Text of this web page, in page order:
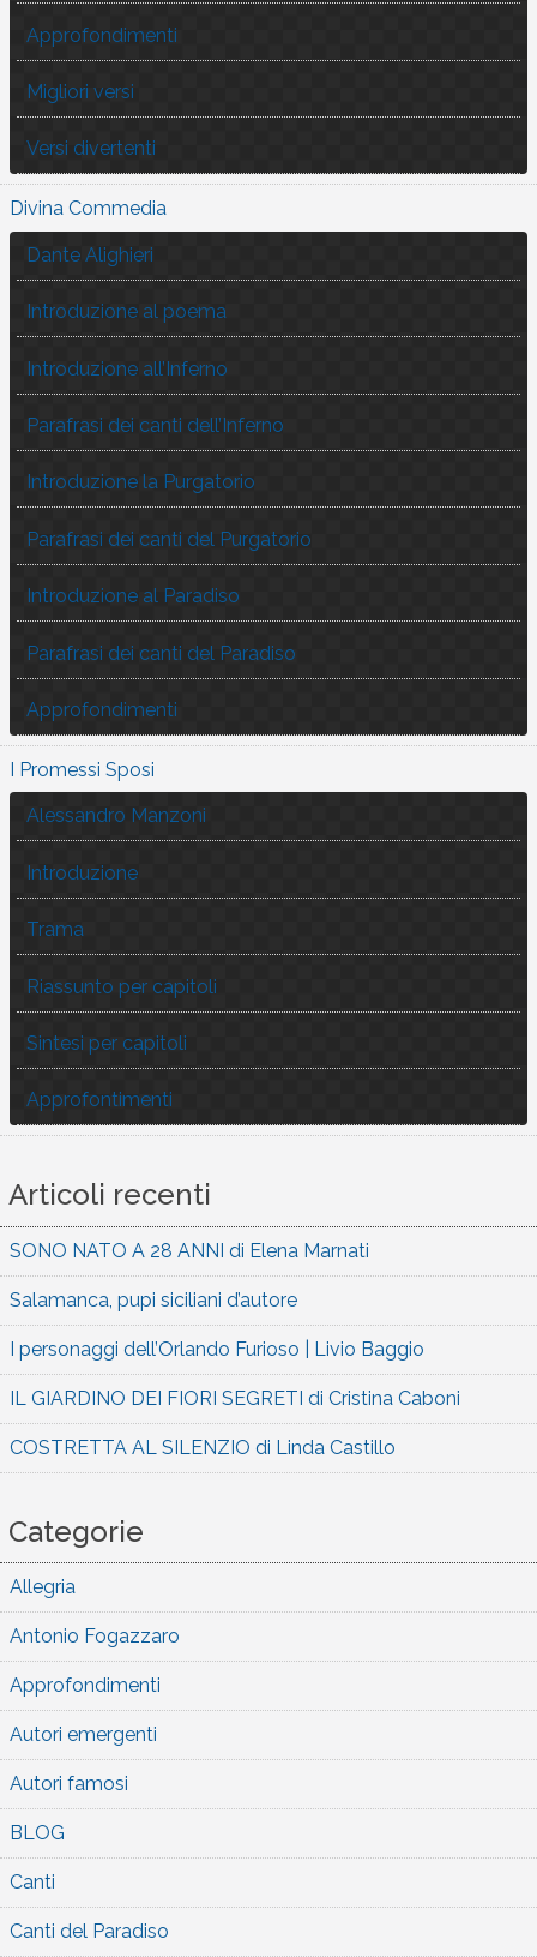
Approfondimenti
Migliori versi
Versi divertenti
Divina Commedia
Dante Alighieri
Introduzione al poema
Introduzione all’Inferno
Parafrasi dei canti dell’Inferno
Introduzione la Purgatorio
Parafrasi dei canti del Purgatorio
Introduzione al Paradiso
Parafrasi dei canti del Paradiso
Approfondimenti
I Promessi Sposi
Alessandro Manzoni
Introduzione
Trama
Riassunto per capitoli
Sintesi per capitoli
Approfontimenti
Articoli recenti
SONO NATO A 28 ANNI di Elena Marnati
Salamanca, pupi siciliani d’autore
I personaggi dell’Orlando Furioso | Livio Baggio
IL GIARDINO DEI FIORI SEGRETI di Cristina Caboni
COSTRETTA AL SILENZIO di Linda Castillo
Categorie
Allegria
Antonio Fogazzaro
Approfondimenti
Autori emergenti
Autori famosi
BLOG
Canti
Canti del Paradiso